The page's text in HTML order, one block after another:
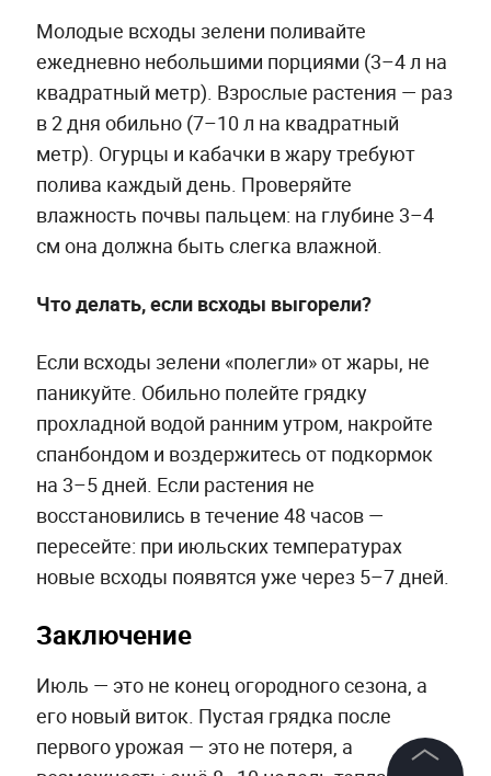
Молодые всходы зелени поливайте
ежедневно небольшими порциями (3–4 л на
квадратный метр). Взрослые растения — раз
в 2 дня обильно (7–10 л на квадратный
метр). Огурцы и кабачки в жару требуют
полива каждый день. Проверяйте
влажность почвы пальцем: на глубине 3–4
см она должна быть слегка влажной.
Что делать, если всходы выгорели?
Если всходы зелени «полегли» от жары, не
паникуйте. Обильно полейте грядку
прохладной водой ранним утром, накройте
спанбондом и воздержитесь от подкормок
на 3–5 дней. Если растения не
восстановились в течение 48 часов —
пересейте: при июльских температурах
новые всходы появятся уже через 5–7 дней.
Заключение
Июль — это не конец огородного сезона, а
его новый виток. Пустая грядка после
первого урожая — это не потеря, а